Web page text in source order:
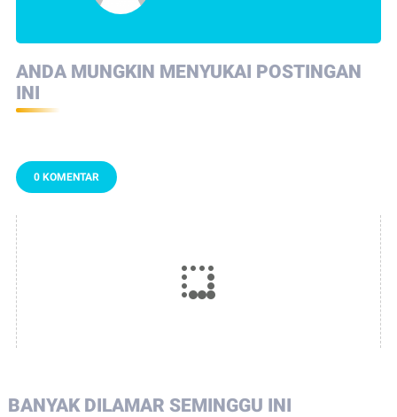
ANDA MUNGKIN MENYUKAI POSTINGAN
INI
0 KOMENTAR
BANYAK DILAMAR SEMINGGU INI